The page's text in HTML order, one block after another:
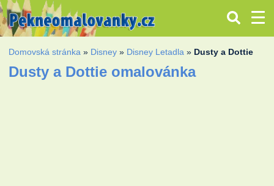
Domovská stránka » Disney » Disney Letadla » Dusty a Dottie
Dusty a Dottie omalovánka